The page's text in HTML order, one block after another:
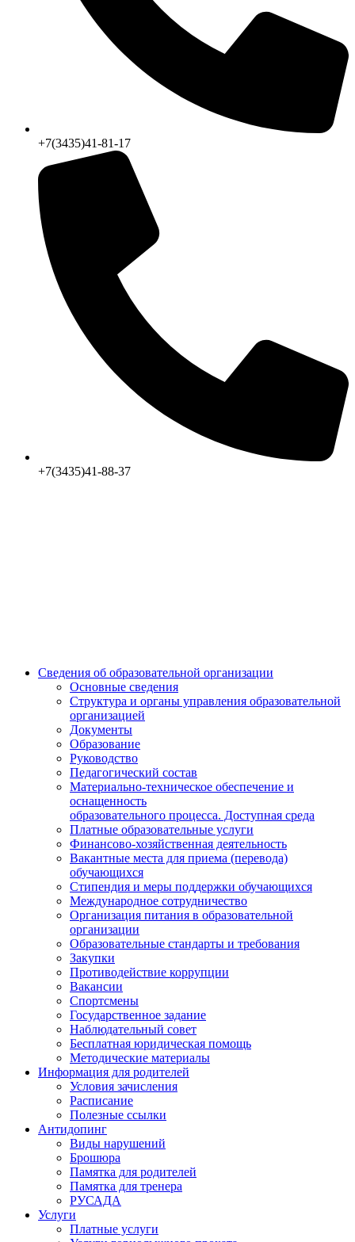
+7(3435)41-81-17
+7(3435)41-88-37
Сведения об образовательной организации
Основные сведения
Структура и органы управления образовательной
организацией
Документы
Образование
Руководство
Педагогический состав
Материально-техническое обеспечение и
оснащенность
образовательного процесса. Доступная среда
Платные образовательные услуги
Финансово-хозяйственная деятельность
Вакантные места для приема (перевода)
обучающихся
Стипендия и меры поддержки обучающихся
Международное сотрудничество
Организация питания в образовательной
организации
Образовательные стандарты и требования
Закупки
Противодействие коррупции
Вакансии
Спортсмены
Государственное задание
Наблюдательный совет
Бесплатная юридическая помощь
Методические материалы
Информация для родителей
Условия зачисления
Расписание
Полезные ссылки
Антидопинг
Виды нарушений
Брошюра
Памятка для родителей
Памятка для тренера
РУСАДА
Услуги
Платные услуги